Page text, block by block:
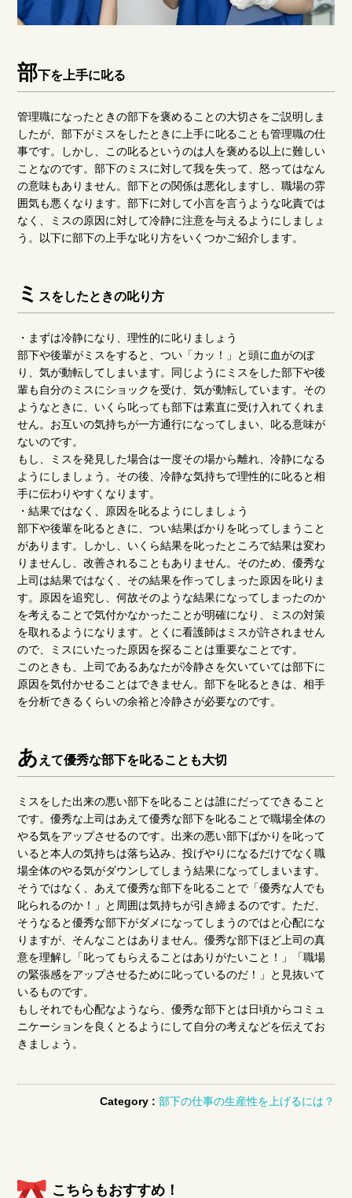
部下を上手に叱る
管理職になったときの部下を褒めることの大切さをご説明しま
したが、部下がミスをしたときに上手に叱ることも管理職の仕
事です。しかし、この叱るというのは人を褒める以上に難しい
ことなのです。部下のミスに対して我を失って、怒ってはなん
の意味もありません。部下との関係は悪化しますし、職場の雰
囲気も悪くなります。部下に対して小言を言うような叱責では
なく、ミスの原因に対して冷静に注意を与えるようにしましょ
う。以下に部下の上手な叱り方をいくつかご紹介します。
ミ スをしたときの叱り方
・まずは冷静になり、理性的に叱りましょう
部下や後輩がミスをすると、つい「カッ！」と頭に血がのぼ
り、気が動転してしまいます。同じようにミスをした部下や後
輩も自分のミスにショックを受け、気が動転しています。その
ようなときに、いくら叱っても部下は素直に受け入れてくれま
せん。お互いの気持ちが一方通行になってしまい、叱る意味が
ないのです。
もし、ミスを発見した場合は一度その場から離れ、冷静になる
ようにしましょう。その後、冷静な気持ちで理性的に叱ると相
手に伝わりやすくなります。
・結果ではなく、原因を叱るようにしましょう
部下や後輩を叱るときに、つい結果ばかりを叱ってしまうこと
があります。しかし、いくら結果を叱ったところで結果は変わ
りませんし、改善されることもありません。そのため、優秀な
上司は結果ではなく、その結果を作ってしまった原因を叱りま
す。原因を追究し、何故そのような結果になってしまったのか
を考えることで気付かなかったことが明確になり、ミスの対策
を取れるようになります。とくに看護師はミスが許されません
ので、ミスにいたった原因を探ることは重要なことです。
このときも、上司であるあなたが冷静さを欠いていては部下に
原因を気付かせることはできません。部下を叱るときは、相手
を分析できるくらいの余裕と冷静さが必要なのです。
あ えて優秀な部下を叱ることも大切
ミスをした出来の悪い部下を叱ることは誰にだってできること
です。優秀な上司はあえて優秀な部下を叱ることで職場全体の
やる気をアップさせるのです。出来の悪い部下ばかりを叱って
いると本人の気持ちは落ち込み、投げやりになるだけでなく職
場全体のやる気がダウンしてしまう結果になってしまいます。
そうではなく、あえて優秀な部下を叱ることで「優秀な人でも
叱られるのか！」と周囲は気持ちが引き締まるのです。ただ、
そうなると優秀な部下がダメになってしまうのではと心配にな
りますが、そんなことはありません。優秀な部下ほど上司の真
意を理解し「叱ってもらえることはありがたいこと！」「職場
の緊張感をアップさせるために叱っているのだ！」と見抜いて
いるものです。
もしそれでも心配なようなら、優秀な部下とは日頃からコミュ
ニケーションを良くとるようにして自分の考えなどを伝えてお
きましょう。
Category : 部下の仕事の生産性を上げるには？
こちらもおすすめ！